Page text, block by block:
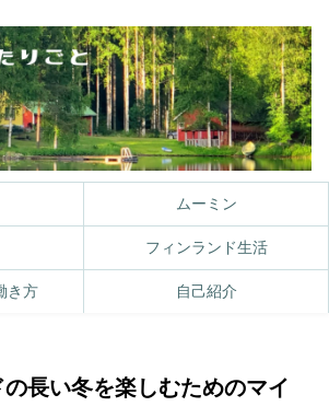
ムーミン
フィンランド生活
き方 自己紹介
長い冬を楽しむためのマイ